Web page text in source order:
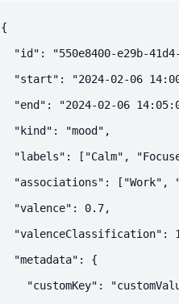
{
"id": "550e8400-e29b-
"start": "2024-02-06
"end": "2024-02-06
  "kind": "mood",
"labels": ["Calm",
"associations": ["Work",
  "valence": 0.7,
"valenceClassification":
  "metadata": {
"customKey":